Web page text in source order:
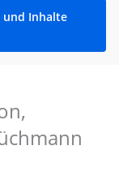
und Inhalte